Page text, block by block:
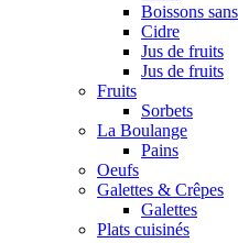
Boissons
Cidre
Jus de fruits
Jus de fruits
Fruits
Sorbets
La Boulange
Pains
Oeufs
Galettes & Crêpes
Galettes
Plats cuisinés